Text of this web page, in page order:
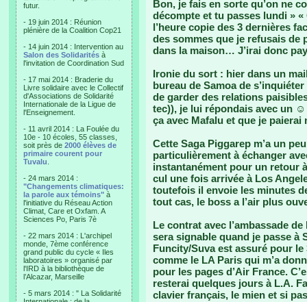
futur.
- 19 juin 2014 : Réunion
plénière de la Coalition Cop21
- 14 juin 2014 : Intervention au
Salon des Solidarités à
l'invitation de Coordination Sud
- 17 mai 2014 : Braderie du
Livre solidaire avec le Collectif
d'Associations de Solidarité
Internationale de la Ligue de
l'Enseignement.
- 11 avril 2014 : La Foulée du
10e - 10 écoles, 55 classes,
soit près de 2000 élèves de
primaire courent pour
Tuvalu
- 24 mars 2014 :
"Changements climatiques:
la parole aux témoins" à
l'initiative du Réseau Action
Climat, Care et Oxfam. A
Sciences Po, Paris 7è
- 22 mars 2014 : L'archipel
monde, 7ème conférence
grand public du cycle « Iles
laboratoires » organisé par
l'IRD à la bibliothèque de
l’Alcazar, Marseille
- 5 mars 2014 : " La Solidarité
Bon, je fais en sorte qu’on ne
décompte et tu passes lundi »
l’heure copie des 3 dernières
des sommes que je refusais de
dans la maison… J’irai donc
Ironie du sort : hier dans un
bureau de Samoa de
de garder des relations
tec)), je lui répondais avec un ☺
ça avec Mafalu et que je
Cette Saga Piggarep m’a un
particulièrement à échanger
instantanément pour un retour
cul une fois arrivée à Los
toutefois il envoie les minutes
tout cas, le boss a l’air plus
Le contrat avec l’ambassade
sera signable quand je passe à
Funcity/Suva est assuré pour
comme le LA Paris qui m’a
pour les pages d’Air France.
resterai quelques jours à L.A.
clavier français, le mien et si